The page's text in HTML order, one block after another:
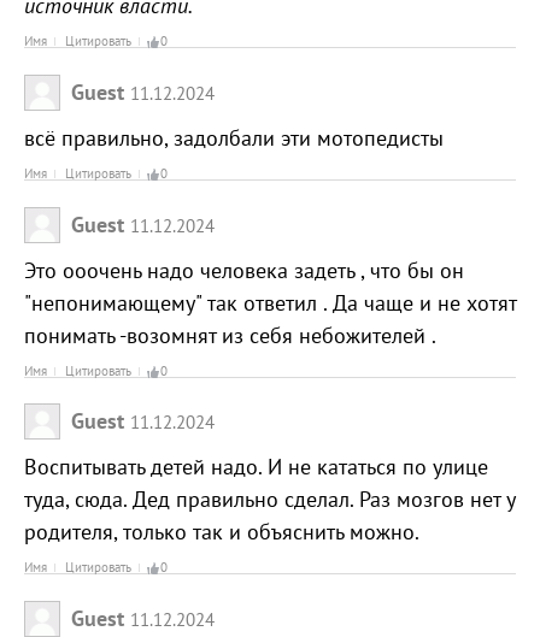
источник власти.
Имя Цитировать 0
Guest 11.12.2024
всё правильно, задолбали эти мотопедисты
Имя Цитировать 0
Guest 11.12.2024
Это ооочень надо человека задеть , что бы он
"непонимающему" так ответил . Да чаще и не хотят
понимать -возомнят из себя небожителей .
Имя Цитировать 0
Guest 11.12.2024
Воспитывать детей надо. И не кататься по улице
туда, сюда. Дед правильно сделал. Раз мозгов нет у
родителя, только так и объяснить можно.
Имя Цитировать 0
Guest 11.12.2024